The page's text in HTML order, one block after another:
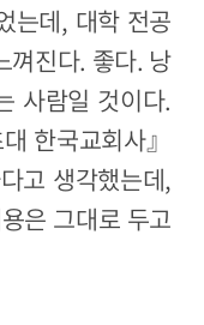
는데, 대학 전공
껴진다. 좋다. 낭
사람일 것이다.
한국교회사』
고 생각했는데,
은 그대로 두고